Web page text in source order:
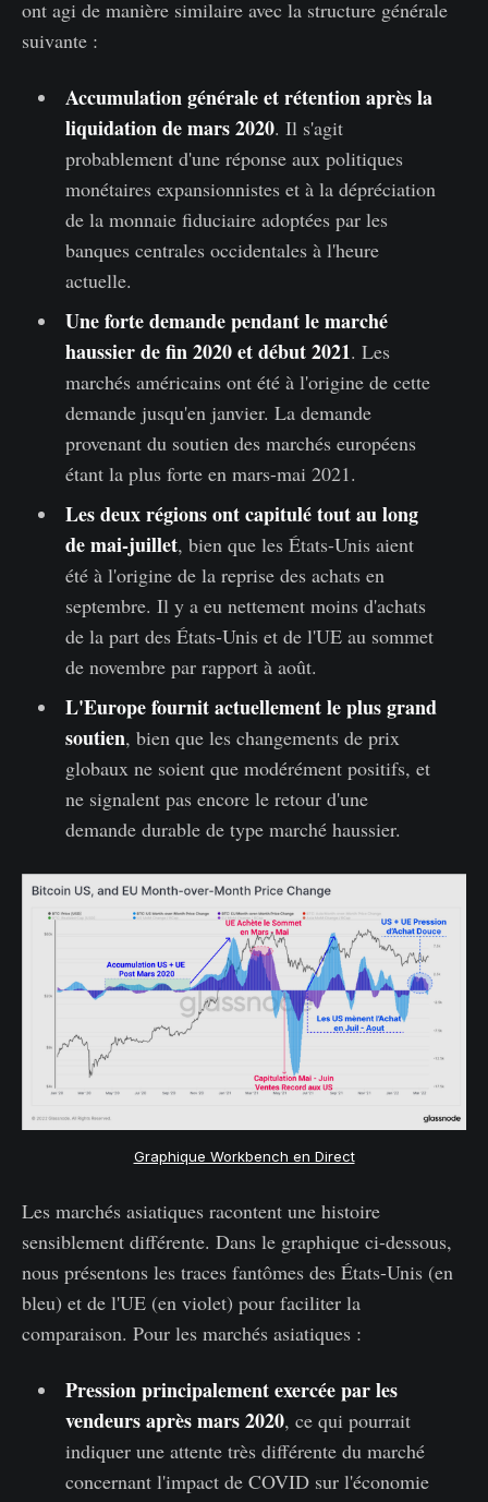
ont agi de manière similaire avec la structure générale
suivante :
Accumulation générale et rétention après la
liquidation de mars 2020. Il s'agit
probablement d'une réponse aux politiques
monétaires expansionnistes et à la dépréciation
de la monnaie fiduciaire adoptées par les
banques centrales occidentales à l'heure
actuelle.
Une forte demande pendant le marché
haussier de fin 2020 et début 2021. Les
marchés américains ont été à l'origine de cette
demande jusqu'en janvier. La demande
provenant du soutien des marchés européens
étant la plus forte en mars-mai 2021.
Les deux régions ont capitulé tout au long
de mai-juillet, bien que les États-Unis aient
été à l'origine de la reprise des achats en
septembre. Il y a eu nettement moins d'achats
de la part des États-Unis et de l'UE au sommet
de novembre par rapport à août.
L'Europe fournit actuellement le plus grand
soutien, bien que les changements de prix
globaux ne soient que modérément positifs, et
ne signalent pas encore le retour d'une
demande durable de type marché haussier.
Graphique Workbench en Direct
Les marchés asiatiques racontent une histoire
sensiblement différente. Dans le graphique ci-dessous,
nous présentons les traces fantômes des États-Unis (en
bleu) et de l'UE (en violet) pour faciliter la
comparaison. Pour les marchés asiatiques :
Pression principalement exercée par les
vendeurs après mars 2020, ce qui pourrait
indiquer une attente très différente du marché
concernant l'impact de COVID sur l'économie